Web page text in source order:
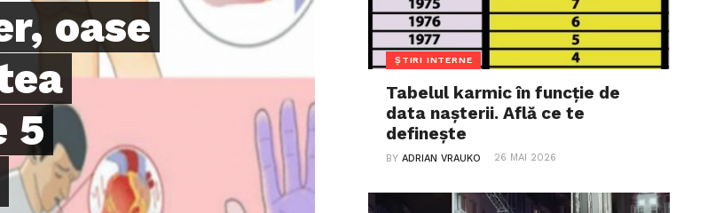
oase
5
ȘTIRI INTERNE
Tabelul karmic în funcție de
data nașterii. Află ce te
definește
BYADRIAN VRAUKO 26 MAI 2026